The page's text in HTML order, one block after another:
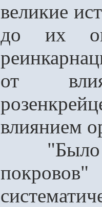
великие
до их
от
влиянием
"Было